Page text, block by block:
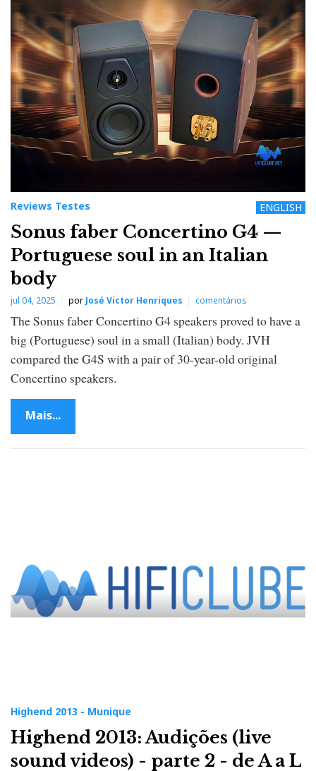
Reviews Testes ENGLISH
Sonus faber Concertino G4 —
Portuguese soul in an Italian
body
jul 04, 2025 por José Victor Henriques comentários
The Sonus faber Concertino G4 speakers proved to have a
big (Portuguese) soul in a small (Italian) body. JVH
compared the G4S with a pair of 30-year-old original
Concertino speakers.
Mais...
Highend 2013 - Munique
Highend 2013: Audições (live
sound videos) - parte 2 - de A a L